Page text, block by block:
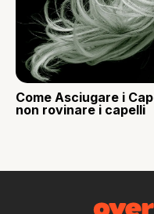
Come Asciugare i
non rovinare i capelli